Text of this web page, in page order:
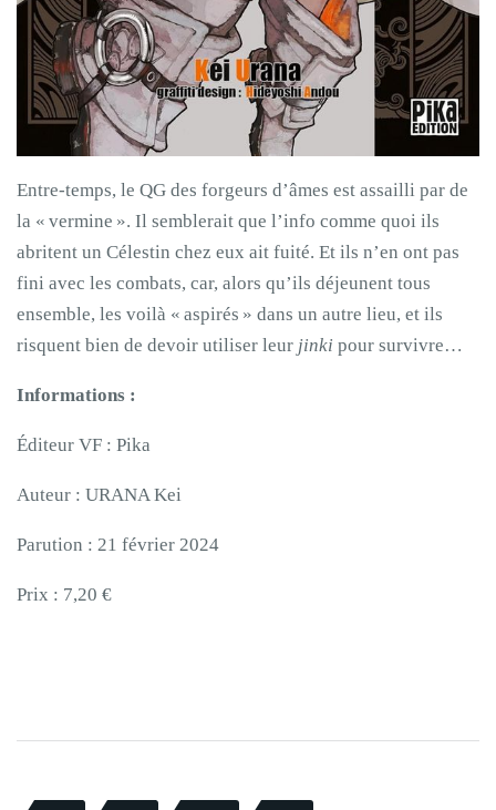
Entre-temps, le QG des forgeurs d’âmes est assailli par de
la « vermine ». Il semblerait que l’info comme quoi ils
abritent un Célestin chez eux ait fuité. Et ils n’en ont pas
fini avec les combats, car, alors qu’ils déjeunent tous
ensemble, les voilà « aspirés » dans un autre lieu, et ils
risquent bien de devoir utiliser leur jinki pour survivre…
Informations :
Éditeur VF : Pika
Auteur : URANA Kei
Parution : 21 février 2024
Prix : 7,20 €